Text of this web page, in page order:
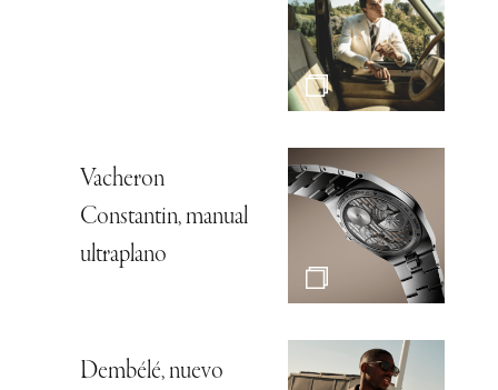
Vacheron
Constantin, manual
ultraplano
Dembélé, nuevo